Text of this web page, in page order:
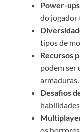
Power-
do jogador
tipos de
Recursos
podem ser
armaduras.
Desafios
os